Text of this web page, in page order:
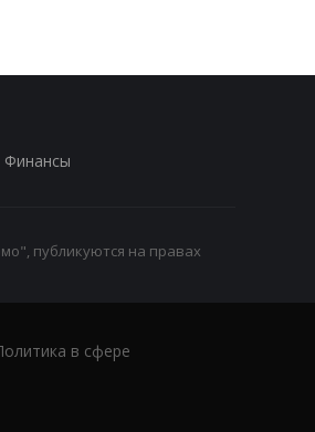
Финансы
публикуются на правах
в сфере